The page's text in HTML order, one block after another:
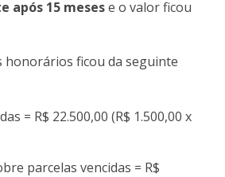
após 15 mesese o valor ficou
honorários ficou da seguinte
= R$ 22.500,00 (R$ 1.500,00 x
parcelas vencidas = R$